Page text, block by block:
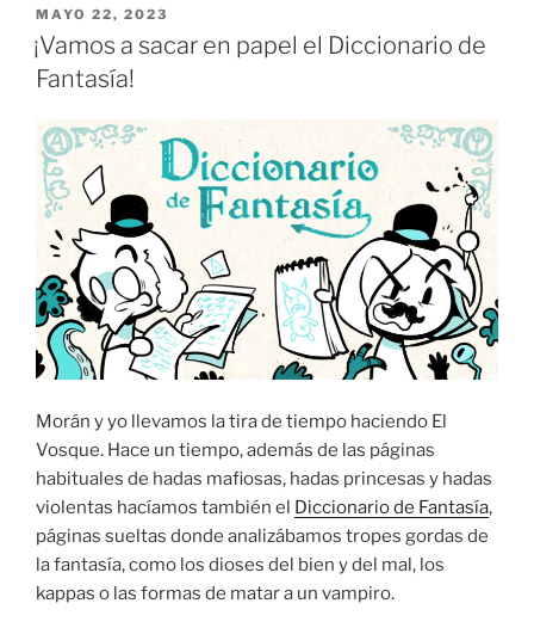
papel»
PUBLICADO
EL
MAYO 22, 2023
¡Vamos a sacar en papel el Diccionario de
Fantasía!
Morán y yo llevamos la tira de tiempo haciendo El
Vosque. Hace un tiempo, además de las páginas
habituales de hadas mafiosas, hadas princesas y hadas
violentas hacíamos también el Diccionario de Fantasía,
páginas sueltas donde analizábamos tropes gordas de
la fantasía, como los dioses del bien y del mal, los
kappas o las formas de matar a un vampiro.